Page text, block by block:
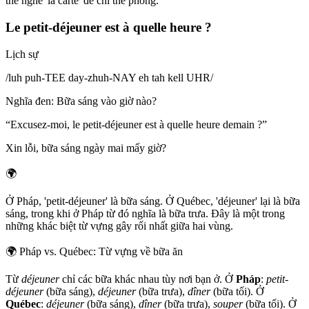
Le petit-déjeuner est à quelle heure ?
Lịch sự
/luh puh-TEE day-zhuh-NAY eh tah kell UHR/
Nghĩa đen: Bữa sáng vào giờ nào?
“Excusez-moi, le petit-déjeuner est à quelle heure demain ?”
Xin lỗi, bữa sáng ngày mai mấy giờ?
🌍
Ở Pháp, 'petit-déjeuner' là bữa sáng. Ở Québec, 'déjeuner' lại là bữa
sáng, trong khi ở Pháp từ đó nghĩa là bữa trưa. Đây là một trong
những khác biệt từ vựng gây rối nhất giữa hai vùng.
🌍 Pháp vs. Québec: Từ vựng về bữa ăn
Từ déjeunerchỉ các bữa khác nhau tùy nơi bạn ở. Ở Pháp: petit-
déjeuner(bữa sáng), déjeuner(bữa trưa), dîner(bữa tối). Ở
Québec: déjeuner(bữa sáng), dîner(bữa trưa), souper(bữa tối). Ở